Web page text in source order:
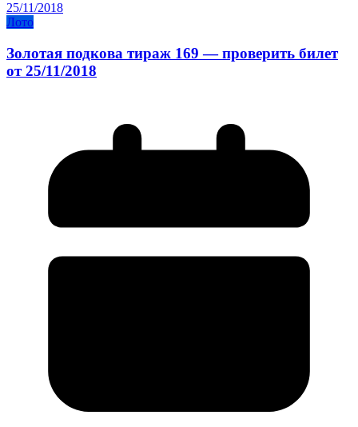
Лото
Золотая подкова тираж 169 — проверить билет
от 25/11/2018